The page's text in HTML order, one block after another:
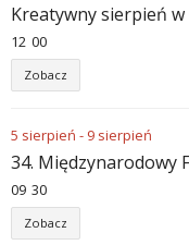
Kreatywny sierpień
12 00
Zobacz
5 sierpień - 9 sierpień
34. Międzynarodowy
09 30
Zobacz